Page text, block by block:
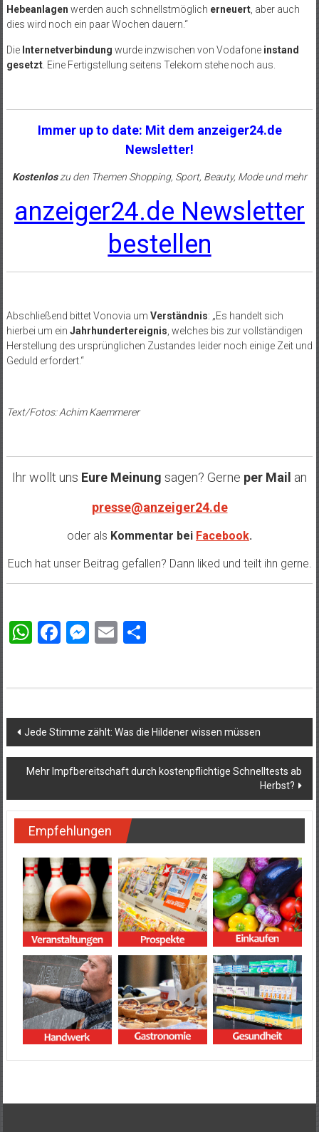
Hebeanlagen werden auch schnellstmöglich erneuert, aber auch
dies wird noch ein paar Wochen dauern.“
Die Internetverbindung wurde inzwischen von Vodafone instand
gesetzt. Eine Fertigstellung seitens Telekom stehe noch aus.
Immer up to date: Mit dem anzeiger24.de
Newsletter!
Kostenloszu den Themen Shopping, Sport, Beauty, Mode und mehr
anzeiger24.de Newsletter
bestellen
Abschließend bittet Vonovia um Verständnis: „Es handelt sich
hierbei um ein Jahrhundertereignis , welches bis zur vollständigen
Herstellung des ursprünglichen Zustandes leider noch einige Zeit und
Geduld erfordert.“
Text/Fotos: Achim Kaemmerer
Ihr wollt uns Eure Meinung sagen? Gerne per Mail an
presse@anzeiger24.de
oder als Kommentar bei Facebook.
Euch hat unser Beitrag gefallen? Dann liked und teilt ihn gerne.
WhatsApp
Facebook
Messenger
EmailTeilen
Beitragsnavigation
Jede Stimme zählt: Was die Hildener wissen müssen
Mehr Impfbereitschaft durch kostenpflichtige Schnelltests ab
Herbst?
Empfehlungen